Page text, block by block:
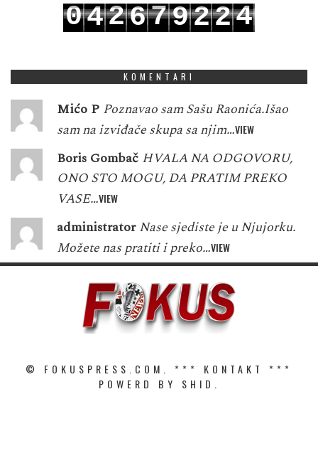
042679224
KOMENTARI
Mićo P Poznavao sam Sašu Raonića.Išao
sam na izviđače skupa sa njim…VIEW
Boris Gombač HVALA NA ODGOVORU,
ONO STO MOGU, DA PRATIM PREKO
VASE…VIEW
administrator Nase sjediste je u Njujorku.
Možete nas pratiti i preko…VIEW
© FOKUSPRESS.COM. *** KONTAKT
***
POWERD BY SHID.